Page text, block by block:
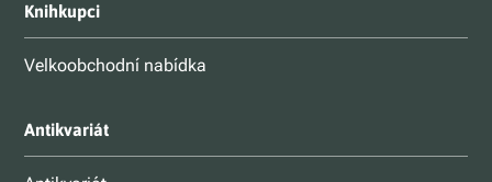
Knihkupci
Velkoobchodní nabídka
Antikvariát